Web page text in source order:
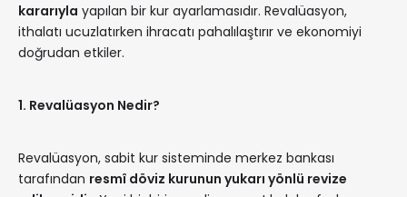
kararıyla yapılan bir kur ayarlamasıdır. Revalüasyon,
ithalatı ucuzlatırken ihracatı pahalılaştırır ve ekonomiyi
doğrudan etkiler.
1. Revalüasyon Nedir?
Revalüasyon, sabit kur sisteminde merkez bankası
tarafından resmî döviz kurunun yukarı yönlü revize